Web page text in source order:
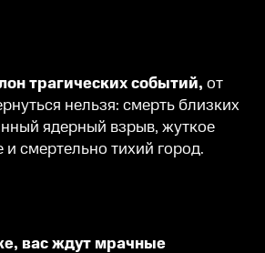
трагических событий, от
нельзя: смерть близких
ядерный взрыв, жуткое
смертельно тихий город.
вас ждут мрачные